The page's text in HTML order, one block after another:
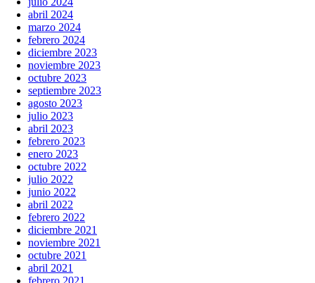
abril 2024
marzo 2024
febrero 2024
diciembre 2023
noviembre 2023
octubre 2023
septiembre 2023
agosto 2023
julio 2023
abril 2023
febrero 2023
enero 2023
octubre 2022
julio 2022
junio 2022
abril 2022
febrero 2022
diciembre 2021
noviembre 2021
octubre 2021
abril 2021
febrero 2021